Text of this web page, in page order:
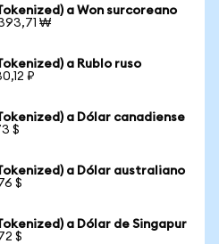
a Won surcoreano
₩
a Rublo ruso
₽
a Dólar canadiense
$
a Dólar australiano
$
a Dólar de Singapur
$